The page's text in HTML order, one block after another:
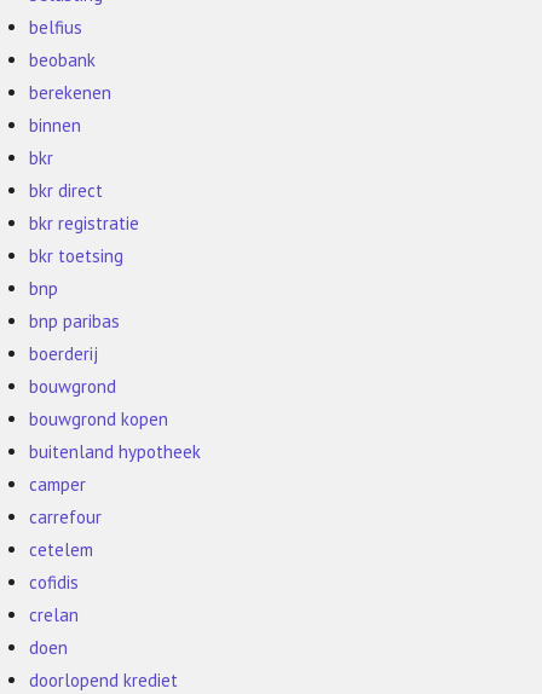
belfius
beobank
berekenen
binnen
bkr
bkr direct
bkr registratie
bkr toetsing
bnp
bnp paribas
boerderij
bouwgrond
bouwgrond kopen
buitenland hypotheek
camper
carrefour
cetelem
cofidis
crelan
doen
doorlopend krediet